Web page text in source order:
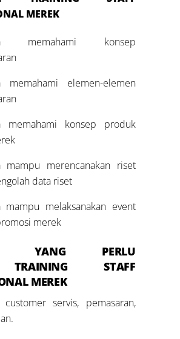
MEREK
memahami konsep
memahami elemen-elemen
memahami konsep produk
mampu merencanakan riset
data riset
mampu melaksanakan event
merek
YANG PERLU
STAFF
MEREK
customer servis, pemasaran,